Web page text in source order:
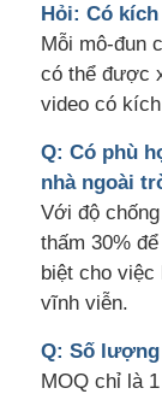
Hỏi: Có
Mỗi mô-đun
có thể được
video có
Q: Có phù
nhà ngoài
Với độ
thấm 30%
biệt cho việc
vĩnh viễn.
Q: Số
MOQ chỉ là